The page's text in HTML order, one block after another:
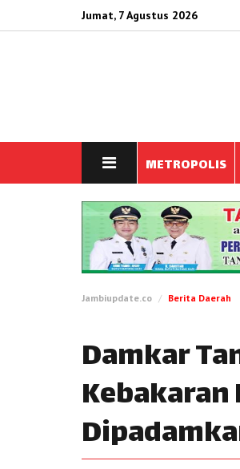
Jumat, 7 Agustus 2026
METROPOLIS
Jambiupdate.co Berita Daerah
Damkar